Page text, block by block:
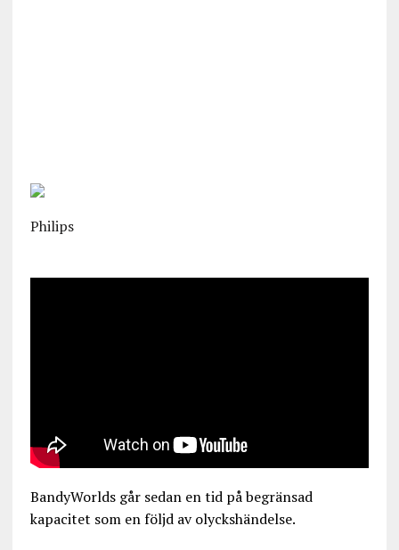
Philips
BandyWorlds går sedan en tid på begränsad
kapacitet som en följd av olyckshändelse.